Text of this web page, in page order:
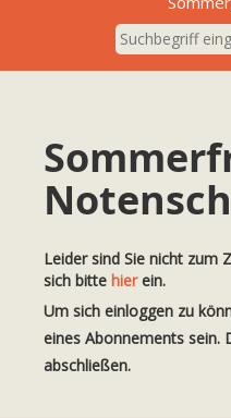
Leider sind Sie nicht zum
sich bitte hierein.
Um sich einloggen zu
eines Abonnements sein.
abschließen.